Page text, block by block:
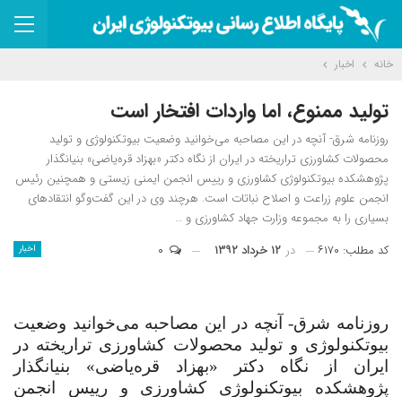
خانه اخبار
تولید ممنوع، اما واردات افتخار است
روزنامه شرق- آنچه در این مصاحبه می‌خوانید وضعیت بیوتکنولوژی و تولید
محصولات کشاورزی تراریخته در ایران از نگاه دکتر «بهزاد قره‌یاضی» بنیانگذار
پژوهشکده بیوتکنولوژی کشاورزی و رییس انجمن ایمنی زیستی و همچنین رئیس
انجمن علوم زراعت و اصلاح نباتات است. هرچند وی در این گفت‌وگو انتقادهای
بسیاری را به مجموعه وزارت جهاد کشاورزی و …
اخبار کد مطلب: ۶۱۷۰ در ۱۲ خرداد ۱۳۹۲
روزنامه شرق- آنچه در این مصاحبه می‌خوانید وضعیت
بیوتکنولوژی و تولید محصولات کشاورزی تراریخته در
ایران از نگاه دکتر «بهزاد قره‌یاضی» بنیانگذار
پژوهشکده بیوتکنولوژی کشاورزی و رییس انجمن